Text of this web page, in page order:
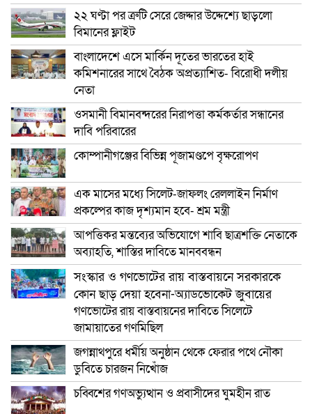
২২ ঘণ্টা পর ত্রুটি সেরে জেদ্দার উদ্দেশ্যে ছাড়লো
বিমানের ফ্লাইট
বাংলাদেশে এসে মার্কিন দূতের ভারতের হাই
কমিশনারের সাথে বৈঠক অপ্রত্যাশিত- বিরোধী দলীয়
নেতা
ওসমানী বিমানবন্দরের নিরাপত্তা কর্মকর্তার সন্ধানের
দাবি পরিবারের
কোম্পানীগঞ্জের বিভিন্ন পূজামণ্ডপে বৃক্ষরোপণ
এক মাসের মধ্যে সিলেট-জাফলং রেললাইন নির্মাণ
প্রকল্পের কাজ দৃশ্যমান হবে- শ্রম মন্ত্রী
আপত্তিকর মন্তব্যের অভিযোগে শাবি ছাত্রশক্তি নেতাকে
অব্যাহতি, শাস্তির দাবিতে মানববন্ধন
সংস্কার ও গণভোটের রায় বাস্তবায়নে সরকারকে
কোন ছাড় দেয়া হবেনা-অ্যাডভোকেট জুবায়ের
গণভোটের রায় বাস্তবায়নের দাবিতে সিলেটে
জামায়াতের গণমিছিল
জগন্নাথপুরে ধর্মীয় অনুষ্ঠান থেকে ফেরার পথে নৌকা
ডুবিতে চারজন নিখোঁজ
চব্বিশের গণঅভ্যুত্থান ও প্রবাসীদের ঘুমহীন রাত